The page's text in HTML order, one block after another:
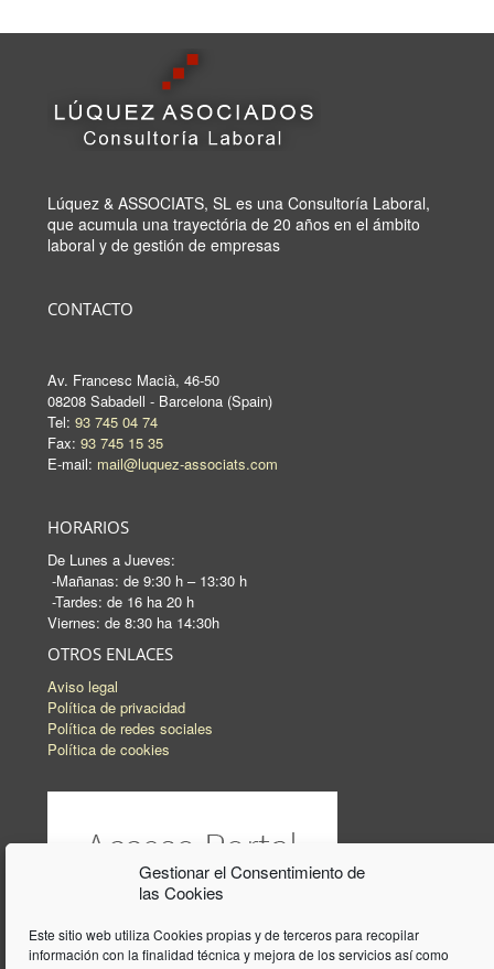
Gestionar el Consentimiento de
las Cookies
Este sitio web utiliza Cookies propias y de terceros para recopilar
información con la finalidad técnica y mejora de los servicios así como
Lúquez & ASSOCIATS, SL es una Consultoría Laboral,
que acumula una trayectória de 20 años en el ámbito
laboral y de gestión de empresas
CONTACTO
Av. Francesc Macià, 46-50
08208 Sabadell - Barcelona (Spain)
Tel: 93 745 04 74
Fax: 93 745 15 35
E-mail: mail@luquez-associats.com
HORARIOS
De Lunes a Jueves:
-Mañanas: de 9:30 h – 13:30 h
-Tardes: de 16 ha 20 h
Viernes: de 8:30 ha 14:30h
OTROS ENLACES
Aviso legal
Política de privacidad
Política de redes sociales
Política de cookies